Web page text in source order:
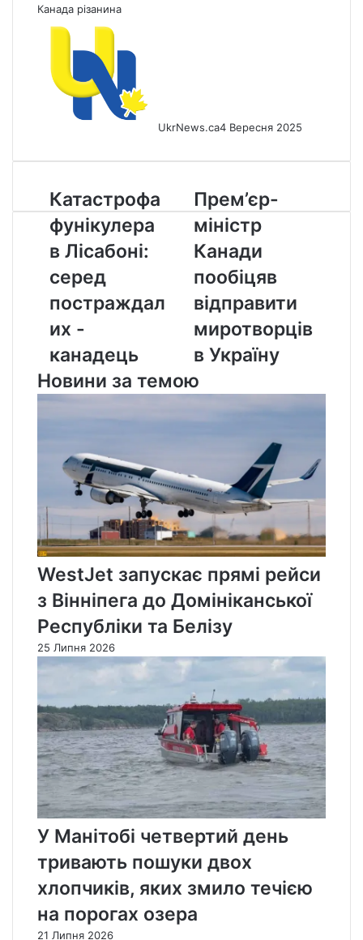
Канада різанина
UkrNews.ca4 Вересня 2025
Катастрофа
фунікулера
в
Лісабоні:
серед
постраждалих
-
канадець
Катастрофа
фунікулера
в Лісабоні:
серед
постраждал
их -
канадець
Прем’єр-
міністр
Канади
пообіцяв
відправити
миротворців
в
Україну
Прем’єр-
міністр
Канади
пообіцяв
відправити
миротворців
в Україну
Новини за темою
WestJet запускає прямі рейси
з Вінніпега до Домініканської
Республіки та Белізу
25 Липня 2026
У Манітобі четвертий день
тривають пошуки двох
хлопчиків, яких змило течією
на порогах озера
21 Липня 2026